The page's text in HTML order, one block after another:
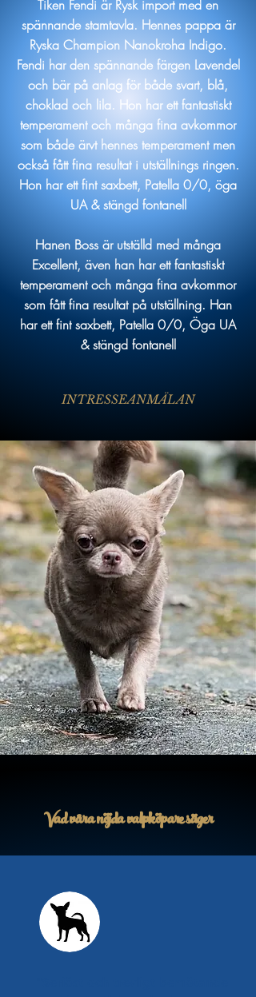
Tiken Fendi är Rysk import med en
spännande stamtavla. Hennes pappa är
Ryska Champion Nanokroha Indigo.
Fendi har den spännande färgen Lavendel
och bär på anlag för både svart, blå,
choklad och lila. Hon har ett fantastiskt
temperament och många fina avkommor
som både ärvt hennes temperament men
också fått fina resultat i utställnings ringen.
Hon har ett fint saxbett, Patella 0/0, öga
UA & stängd fontanell
Hanen Boss är utställd med många
Excellent, även han har ett fantastiskt
temperament och många fina avkommor
som fått fina resultat på utställning. Han
har ett fint saxbett, Patella 0/0, Öga UA
& stängd fontanell
INTRESSEANMÄLAN
Vad våra nöjda valpköpare säger